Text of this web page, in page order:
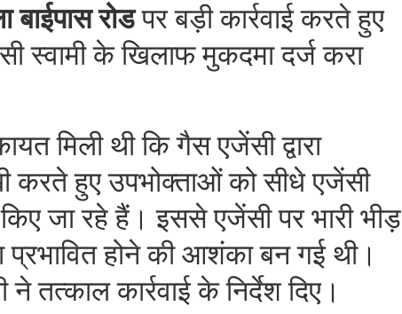
बाईपास रोडपर बड़ी कार्रवाई करते हुए
स्वामी के खिलाफ मुकदमा दर्ज करा
मिली थी कि गैस एजेंसी द्वारा
हुए उपभोक्ताओं को सीधे एजेंसी
जा रहे हैं। इससे एजेंसी पर भारी भीड़
होने की आशंका बन गई थी।
तत्काल कार्रवाई के निर्देश दिए।